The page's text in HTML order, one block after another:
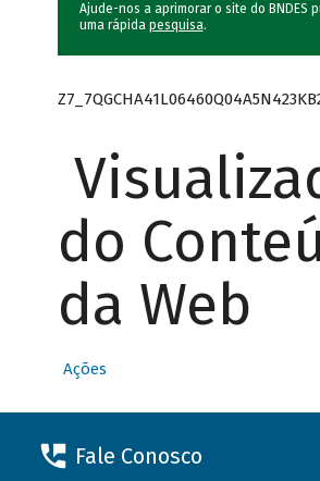
Ajude-nos a aprimorar o site do BNDES
uma rápida pesquisa.
do
da Web
Ações
Fale Conosco